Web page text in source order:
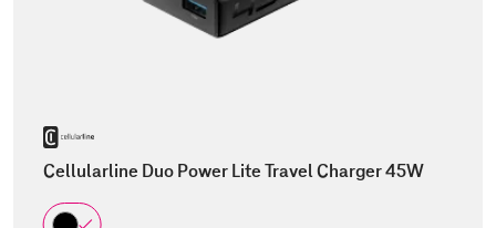
Cellularline Duo Power Lite Travel Charger 45W